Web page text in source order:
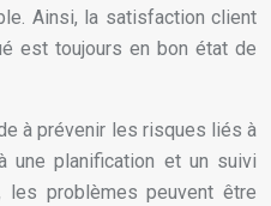
Ainsi, la satisfaction client
est toujours en bon état de
à prévenir les risques liés à
une planification et un suivi
les problèmes peuvent être